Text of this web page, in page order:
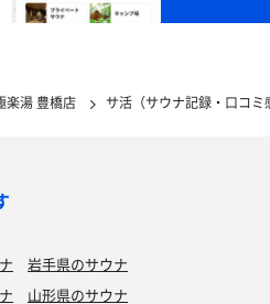
楽湯 豊橋店 サ活（サウナ記録・口コミ
岩手県のサウナ
山形県のサウナ